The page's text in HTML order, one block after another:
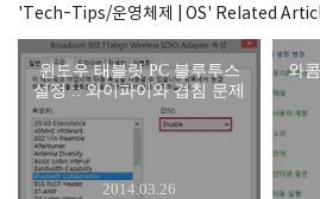
'Tech-Tips/운영체제 | OS' Related
윈도우 태블릿 PC 블루투스
설정 :: 와이파이와 겹침 문제
2014.03.26
와